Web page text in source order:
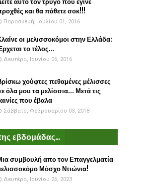
αυτό τον τρύγο που έγινε
και θα πάθετε σοκ!!!
Παρασκευή, Ιουλίου 01, 2016
οι μελισσοκόμοι στην Ελλάδα:
το τέλος...
Δευτέρα, Ιουνίου 06, 2016
χούφτες πεθαμένες μέλισσες
όλα μου τα μελίσσια... Μετά τις
που έβαλα
Σάββατο, Φεβρουαρίου 03, 2018
εβδομάδας...
συμβουλή απο τον Επαγγελματία
Μόσχο Ντιώνια!
Δευτέρα, Ιουνίου 26, 2023